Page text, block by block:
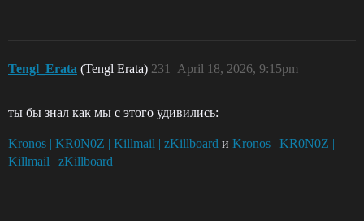
Tengl_Erata (Tengl Erata) April 18, 2026, 9:15pm
231
ты бы знал как мы с этого удивились:
Kronos | KR0N0Z | Killmail | zKillboard и Kronos | KR0N0Z |
Killmail | zKillboard